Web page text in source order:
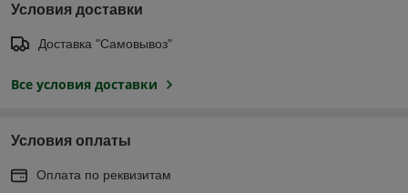
Условия доставки
Доставка "Самовывоз"
Все условия доставки
Условия оплаты
Оплата по реквизитам